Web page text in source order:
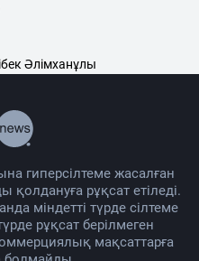
Әлімханұлы
гиперсілтеме жасалған
қолдануға рұқсат етіледі.
міндетті түрде сілтеме
рұқсат берілмеген
мақсаттарға